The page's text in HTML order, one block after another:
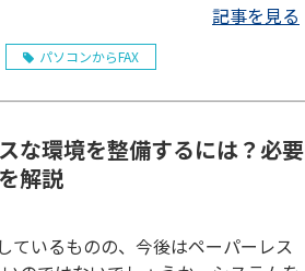
記事を見る
パソコンからFAX
な環境を整備するには？必要
解説
ているものの、今後はペーパーレス